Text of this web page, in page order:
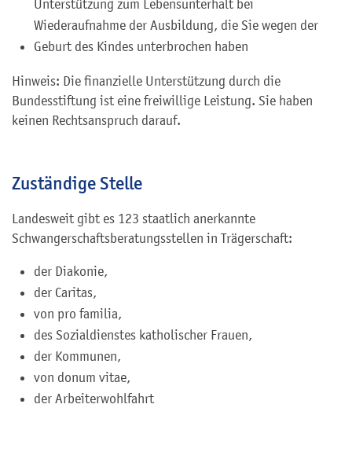
Unterstützung zum Lebensunterhalt bei
Wiederaufnahme der Ausbildung, die Sie wegen der
Geburt des Kindes unterbrochen haben
Hinweis: Die finanzielle Unterstützung durch die
Bundesstiftung ist eine freiwillige Leistung. Sie haben
keinen Rechtsanspruch darauf.
Zuständige Stelle
Landesweit gibt es 123 staatlich anerkannte
Schwangerschaftsberatungsstellen in Trägerschaft:
der Diakonie,
der Caritas,
von pro familia,
des Sozialdienstes katholischer Frauen,
der Kommunen,
von donum vitae,
der Arbeiterwohlfahrt